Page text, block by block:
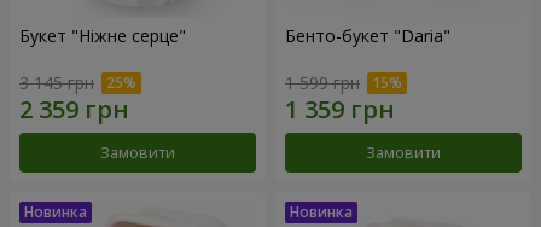
Букет "Ніжне серце"
3 145 грн
Замовити
Бенто-букет "Daria"
1 599 грн
Замовити